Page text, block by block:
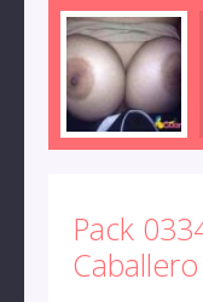
Pack
Caballero